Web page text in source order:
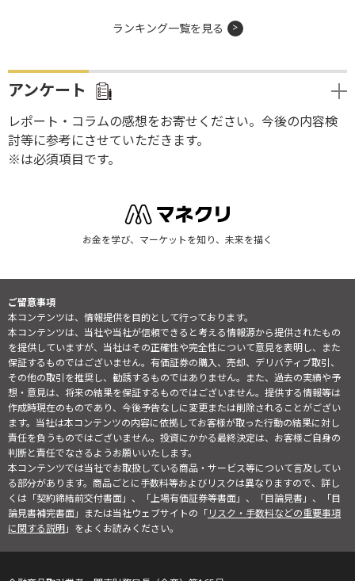
ランキング一覧を見る
アンケート
レポート・コラムの感想をお寄せください。今後の内容検
討等に参考にさせていただきます。
※は必須項目です。
お金を学び、マーケットを知り、未来を描く
ご留意事項
本コンテンツは、情報提供を目的として行っております。
本コンテンツは、当社や当社が信頼できると考える情報源から提供されたもの
を提供していますが、当社はその正確性や完全性について意見を表明し、また
保証するものではございません。有価証券の購入、売却、デリバティブ取引、
その他の取引を推奨し、勧誘するものではありません。また、過去の実績や予
想・意見は、将来の結果を保証するものではございません。提供する情報等は
作成時現在のものであり、今後予告なしに変更または削除されることがござい
ます。当社は本コンテンツの内容に依拠してお客様が取った行動の結果に対し
責任を負うものではございません。投資にかかる最終決定は、お客様ご自身の
判断と責任でなさるようお願いいたします。
本コンテンツでは当社でお取扱している商品・サービス等について言及してい
る部分があります。商品ごとに手数料等およびリスクは異なりますので、詳し
くは「契約締結前交付書面」、「上場有価証券等書面」、「目論見書」、「目
論見書補完書面」または当社ウェブサイトの「リスク・手数料などの重要事項
に関する説明」をよくお読みください。